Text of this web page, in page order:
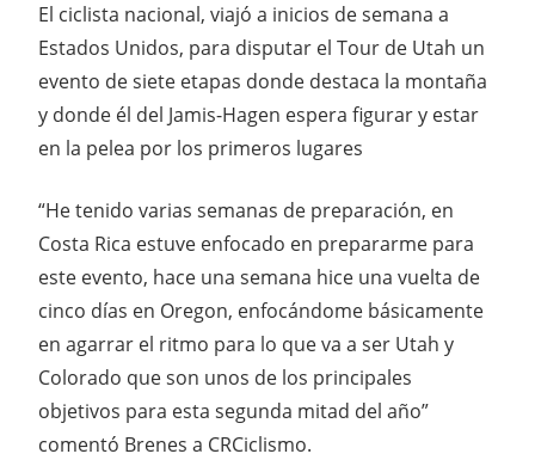
El ciclista nacional, viajó a inicios de semana a
Estados Unidos, para disputar el Tour de Utah un
evento de siete etapas donde destaca la montaña
y donde él del Jamis-Hagen espera figurar y estar
en la pelea por los primeros lugares
“He tenido varias semanas de preparación, en
Costa Rica estuve enfocado en prepararme para
este evento, hace una semana hice una vuelta de
cinco días en Oregon, enfocándome básicamente
en agarrar el ritmo para lo que va a ser Utah y
Colorado que son unos de los principales
objetivos para esta segunda mitad del año”
comentó Brenes a CRCiclismo.